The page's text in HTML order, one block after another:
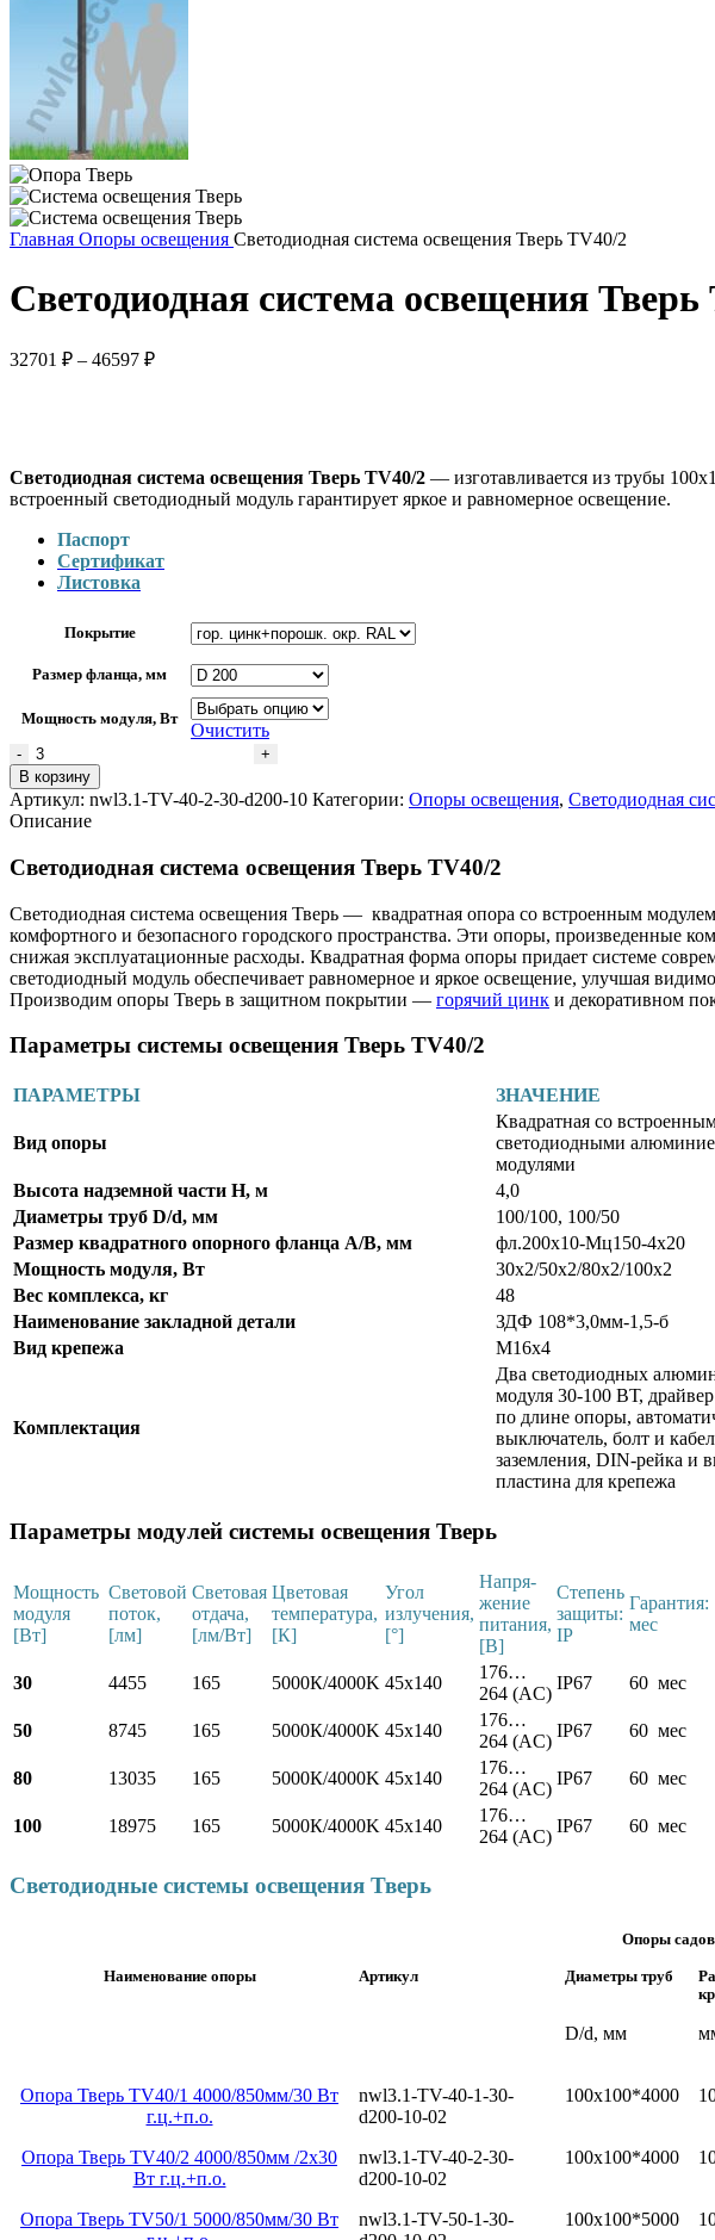
Главная Опоры освещения Светодиодная система освещения Тверь TV40/2
Светодиодная система освещения Тверь
32701 ₽ – 46597 ₽
Светодиодная система освещения Тверь TV40/2 — изготавливается из трубы
встроенный светодиодный модуль гарантирует яркое и равномерное освещение.
Паспорт
Сертификат
Листовка
Покрытие
Размер фланца, мм
Мощность модуля, Вт
Очистить
В корзину
Артикул: nwl3.1-ТV-40-2-30-d200-10 Категории: Опоры освещения, Светодиодная
Описание
Светодиодная система освещения Тверь TV40/2
Светодиодная система освещения Тверь — квадратная опора со встроенным
комфортного и безопасного городского пространства. Эти опоры, произведенные
снижая эксплуатационные расходы. Квадратная форма опоры придает системе
светодиодный модуль обеспечивает равномерное и яркое освещение, улучшая
Производим опоры Тверь в защитном покрытии — горячий цинк и декоративном
Параметры системы освещения Тверь TV40/2
ПАРАМЕТРЫ ЗНАЧЕНИЕ
Вид опоры
Квадратная со
светодиодными
модулями
Высота надземной части Н, м
4,0
Диаметры труб D/d, мм
100/100, 100/50
Размер квадратного опорного фланца А/В, мм
фл.200х10-Мц150-4х20
Мощность модуля, Вт
30х2/50х2/80х2/100х2
Вес комплекса, кг
48
Наименование закладной детали
ЗДФ 108*3,0мм-1,5-б
Вид крепежа
М16х4
Комплектация
Два светодиодных
модуля 30-100 ВТ,
по длине опоры,
выключатель, болт и
заземления, DIN-рейка и
пластина для крепежа
Параметры модулей системы освещения Тверь
Мощность
модуля
[Вт]
Световой
поток,
[лм]
Световая
отдача,
[лм/Вт]
Цветовая
температура,
[К]
Угол
излучения,
[°]
Напря-
жение
питания,
[В]
Степень
защиты:
IP
Гарантия:
мес
30 4455 165 5000К/4000K 45х140
176…
264 (AС)
IP67 60 мес
50 8745 165 5000К/4000K 45х140
176…
264 (AС)
IP67 60 мес
80 13035 165 5000К/4000K 45х140
176…
264 (AС)
IP67 60 мес
100 18975 165 5000К/4000K 45х140
176…
264 (AС)
IP67 60 мес
Светодиодные системы освещения Тверь
Опоры
Наименование опоры Артикул Диаметры труб
D/d, мм
Опора Тверь TV40/1 4000/850мм/30 Вт
г.ц.+п.о.
nwl3.1-ТV-40-1-30-
d200-10-02
100х100*4000
Опора Тверь TV40/2 4000/850мм /2х30
Вт г.ц.+п.о.
nwl3.1-ТV-40-2-30-
d200-10-02
100х100*4000
Опора Тверь TV50/1 5000/850мм/30 Вт
nwl3.1-ТV-50-1-30-
100х100*5000